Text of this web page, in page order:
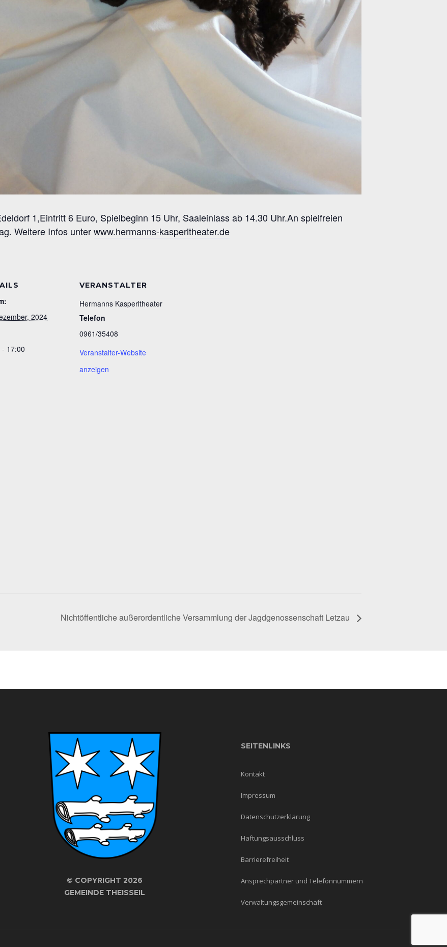
1,Eintritt 6 Euro, Spielbeginn 15 Uhr, Saaleinlass ab 14.30 Uhr.An spielfreien
Weitere Infos unterwww.hermanns-kasperltheater.de
2024
- 17:00
VERANSTALTER
Hermanns Kasperltheater
Telefon
0961/35408
Veranstalter-Website
anzeigen
Nichtöffentliche außerordentliche Versammlung der Jagdgenossenschaft Letzau
© COPYRIGHT 2026
GEMEINDE THEISSEIL
SEITENLINKS
Kontakt
Impressum
Datenschutzerklärung
Haftungsausschluss
Barrierefreiheit
Ansprechpartner und Telefonnummern
Verwaltungsgemeinschaft